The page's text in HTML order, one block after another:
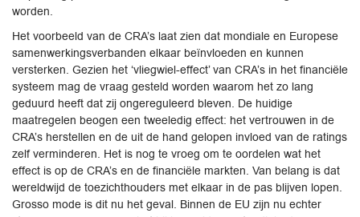
worden.
Het voorbeeld van de CRA’s laat zien dat mondiale en Europese
samenwerkingsverbanden elkaar beïnvloeden en kunnen
versterken. Gezien het ‘vliegwiel-effect’ van CRA’s in het financiële
systeem mag de vraag gesteld worden waarom het zo lang
geduurd heeft dat zij ongereguleerd bleven. De huidige
maatregelen beogen een tweeledig effect: het vertrouwen in de
CRA’s herstellen en de uit de hand gelopen invloed van de ratings
zelf verminderen. Het is nog te vroeg om te oordelen wat het
effect is op de CRA’s en de financiële markten. Van belang is dat
wereldwijd de toezichthouders met elkaar in de pas blijven lopen.
Grosso mode is dit nu het geval. Binnen de EU zijn nu echter